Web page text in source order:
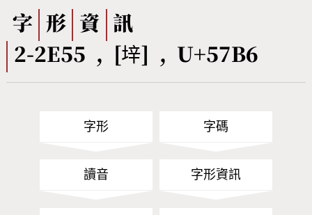
筆順序查詢
CNS查詢 Unicode查詢
字形下載
熱門查詢統計
字 形 資
訊
2-2E55 , [垶] , U+57B6
字形 字碼
讀音 字形資訊